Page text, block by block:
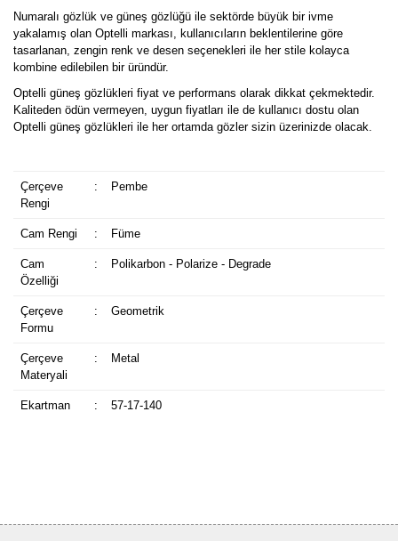
Numaralı gözlük ve güneş gözlüğü ile sektörde büyük bir ivme
yakalamış olan Optelli markası, kullanıcıların beklentilerine göre
tasarlanan, zengin renk ve desen seçenekleri ile her stile kolayca
kombine edilebilen bir üründür.
Optelli güneş gözlükleri fiyat ve performans olarak dikkat çekmektedir.
Kaliteden ödün vermeyen, uygun fiyatları ile de kullanıcı dostu olan
Optelli güneş gözlükleri ile her ortamda gözler sizin üzerinizde olacak.
Çerçeve
Rengi
: Pembe
Cam Rengi : Füme
Cam
Özelliği
: Polikarbon - Polarize - Degrade
Çerçeve
Formu
: Geometrik
Çerçeve
Materyali
: Metal
Ekartman : 57-17-140